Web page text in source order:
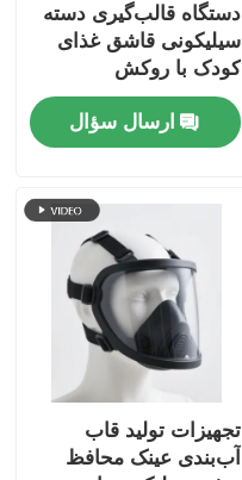
دستگاه قالب‌گیری دسته
سیلیکونی قاشق غذای
کودک با روکش
سیلیکون، الاستیسیته بالا
LSR
ارسال سؤال
تجهیزات تولید قاب
آب‌بندی عینک محافظ